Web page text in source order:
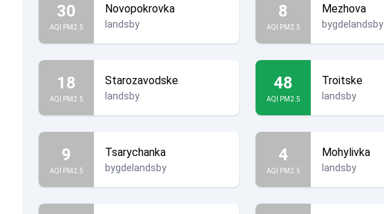
30
AQI PM2.5
Novopokrovka
landsby
8
AQI PM2.5
Mezhova
bygdelandsby
18
AQI PM2.5
Starozavodske
landsby
48
AQI PM2.5
Troitske
landsby
9
AQI PM2.5
Tsarychanka
bygdelandsby
4
AQI PM2.5
Mohylivka
landsby